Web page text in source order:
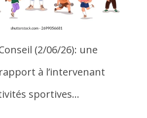
(2/06/26): une
à l’intervenant
sportives…